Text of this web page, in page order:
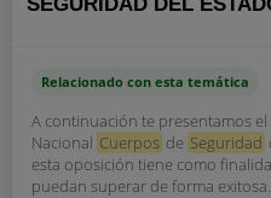
Relacionado con esta temática
A continuación te presentamos
Nacional Cuerpos de Seguridad
esta oposición tiene como
puedan superar de forma